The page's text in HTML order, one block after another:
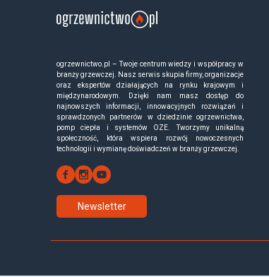
ogrzewnictwo.pl – Twoje centrum wiedzy i współpracy w
branży grzewczej. Nasz serwis skupia firmy, organizacje
oraz ekspertów działających na rynku krajowym i
międzynarodowym. Dzięki nam masz dostęp do
najnowszych informacji, innowacyjnych rozwiązań i
sprawdzonych partnerów w dziedzinie ogrzewnictwa,
pomp ciepła i systemów OZE. Tworzymy unikalną
społeczność, która wspiera rozwój nowoczesnych
technologii i wymianę doświadczeń w branży grzewczej.
Newsletter